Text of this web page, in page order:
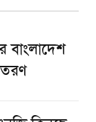
বাংলাদেশ